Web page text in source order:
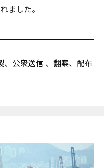
ました。
公衆送信 、翻案、配布